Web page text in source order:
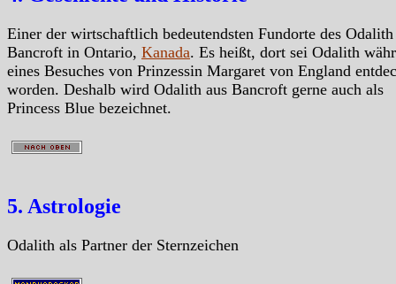
Einer der wirtschaftlich bedeutendsten Fundorte des
Bancroft in Ontario, Kanada. Es heißt, dort sei Odalith
eines Besuches von Prinzessin Margaret von England
worden. Deshalb wird Odalith aus Bancroft gerne auch als
Princess Blue bezeichnet.
5. Astrologie
Odalith als Partner der Sternzeichen